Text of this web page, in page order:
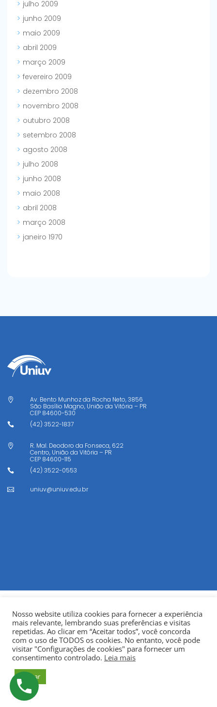
julho 2009
junho 2009
maio 2009
abril 2009
março 2009
fevereiro 2009
dezembro 2008
novembro 2008
outubro 2008
setembro 2008
agosto 2008
julho 2008
junho 2008
maio 2008
abril 2008
março 2008
janeiro 1970

Av. Bento Munhoz da Rocha Neto, 3856
São Basílio Magno, União da Vitória – PR
CEP 84600-530
 (42) 3522-1837

R. Mal. Deodoro da Fonseca, 622
Centro, União da Vitória – PR
CEP 84600-115
 (42) 3522-0553
 uniuv@uniuv.edu.br
© Copyright 2022Fundação Municipal Centro Universitário
da Cidade de União da Vitória – UNIUV
Nosso website utiliza cookies para fornecer a experiência
mais relevante, lembrando suas preferências e visitas
repetidas. Ao clicar em “Aceitar todos”, você concorda
com o uso de TODOS os cookies. No entanto, você pode
visitar "Configurações de cookies" para fornecer um
consentimento controlado. Leia mais
Aceitar